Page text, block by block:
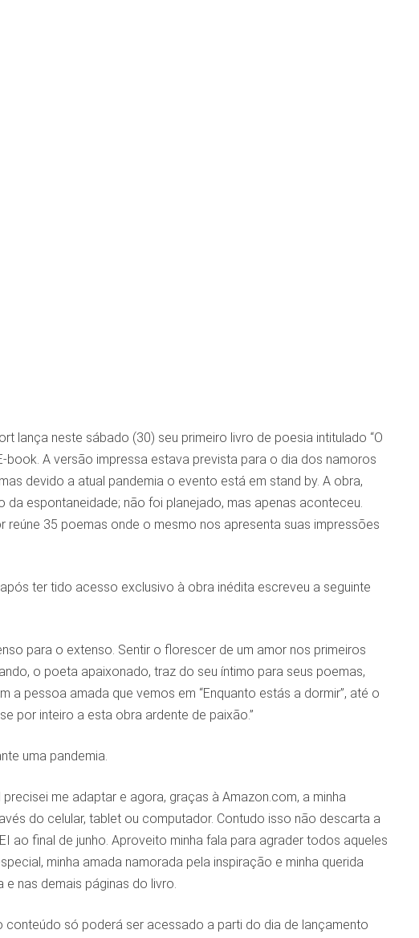
lança neste sábado (30) seu primeiro livro de poesia intitulado “O
A versão impressa estava prevista para o dia dos namoros
devido a atual pandemia o evento está em stand by. A obra,
espontaneidade; não foi planejado, mas apenas aconteceu.
35 poemas onde o mesmo nos apresenta suas impressões
ter tido acesso exclusivo à obra inédita escreveu a seguinte
para o extenso. Sentir o florescer de um amor nos primeiros
o poeta apaixonado, traz do seu íntimo para seus poemas,
pessoa amada que vemos em “Enquanto estás a dormir”, até o
por inteiro a esta obra ardente de paixão.”
uma pandemia.
me adaptar e agora, graças à Amazon.com, a minha
do celular, tablet ou computador. Contudo isso não descarta a
ao final de junho. Aproveito minha fala para agrader todos aqueles
minha amada namorada pela inspiração e minha querida
e nas demais páginas do livro.
só poderá ser acessado a parti do dia de lançamento